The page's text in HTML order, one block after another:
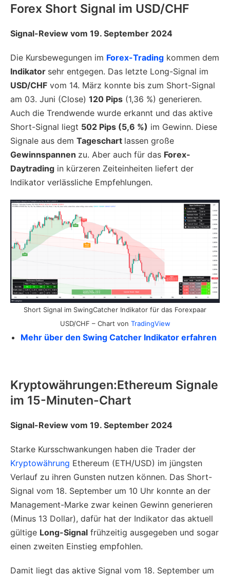
Forex Short Signal im USD/CHF
Signal-Review vom 19. September 2024
Die Kursbewegungen im Forex-Trading kommen dem
Indikator sehr entgegen. Das letzte Long-Signal im
USD/CHF vom 14. März konnte bis zum Short-Signal
am 03. Juni (Close) 120 Pips (1,36 %) generieren.
Auch die Trendwende wurde erkannt und das aktive
Short-Signal liegt 502 Pips (5,6 %) im Gewinn. Diese
Signale aus dem Tageschart lassen große
Gewinnspannen zu. Aber auch für das Forex-
Daytrading in kürzeren Zeiteinheiten liefert der
Indikator verlässliche Empfehlungen.
Short Signal im SwingCatcher Indikator für das Forexpaar
USD/CHF – Chart von TradingView
Mehr über den Swing Catcher Indikator erfahren
Kryptowährungen:Ethereum Signale
im 15-Minuten-Chart
Signal-Review vom 19. September 2024
Starke Kursschwankungen haben die Trader der
Kryptowährung Ethereum (ETH/USD) im jüngsten
Verlauf zu ihren Gunsten nutzen können. Das Short-
Signal vom 18. September um 10 Uhr konnte an der
Management-Marke zwar keinen Gewinn generieren
(Minus 13 Dollar), dafür hat der Indikator das aktuell
gültige Long-Signal frühzeitig ausgegeben und sogar
einen zweiten Einstieg empfohlen.
Damit liegt das aktive Signal vom 18. September um